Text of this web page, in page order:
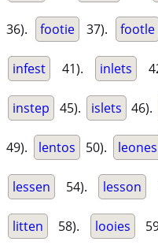
36). footie 37). footle
infest 41). inlets
instep 45). islets 46).
49). lentos 50). leones
lessen 54). lesson
litten 58). looies